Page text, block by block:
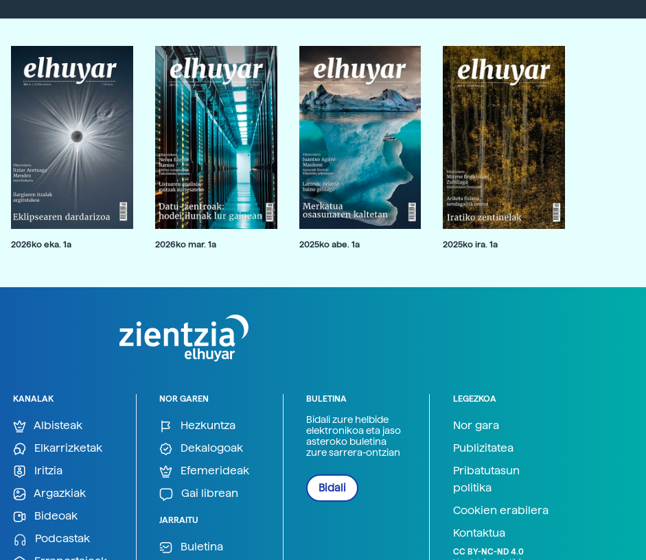
2026ko eka. 1a 2026ko mar. 1a 2025ko abe. 1a 2025ko ira. 1a
KANALAK
Albisteak
Elkarrizketak
Iritzia
Argazkiak
Bideoak
Podcastak
NOR GAREN
Hezkuntza
Dekalogoak
Efemerideak
Gai librean
JARRAITU
Buletina
BULETINA
Bidali zure helbide
elektronikoa eta jaso
asteroko buletina
zure sarrera-ontzian
Bidali
LEGEZKOA
Nor gara
Publizitatea
Pribatutasun
politika
Cookien erabilera
Kontaktua
CC BY-NC-ND 4.0